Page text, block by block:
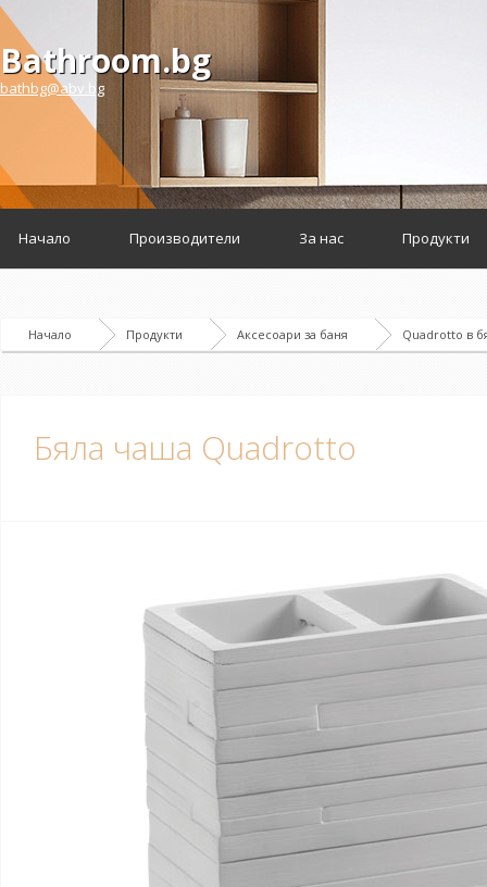
Bathroom.bg
bathbg@abv.bg
Начало Производители За нас Продукти
Начало Продукти Аксесоари за баня Quadrotto в
Бяла чаша Quadrotto